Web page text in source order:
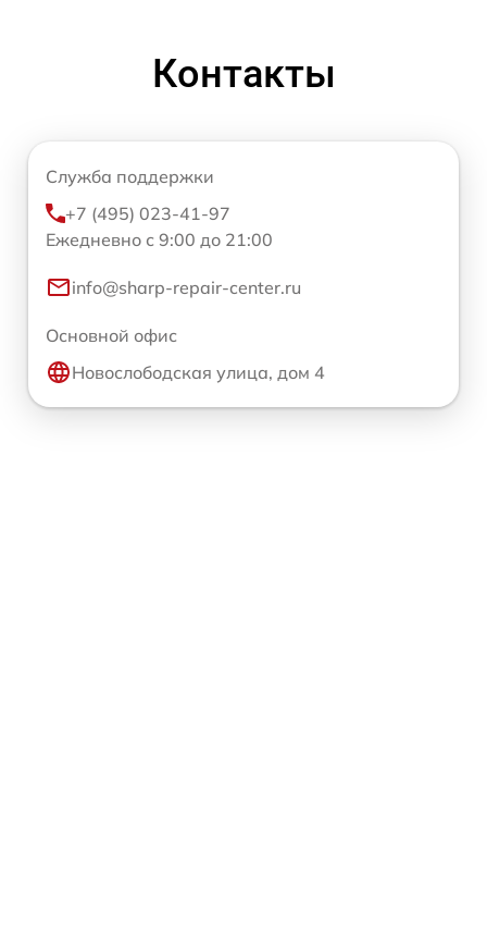
Контакты
Служба поддержки
+7 (495) 023-41-97
Ежедневно с 9:00 до 21:00
info@sharp-repair-center.ru
Основной офис
Новослободская улица, дом 4